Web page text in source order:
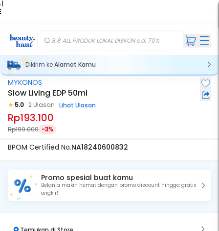
|
8.8 ALL PRODUK LOKAL DISKON s.d. 70%
Dikirim keAlamat Kamu
MYKONOS
Slow Living EDP 50ml
5.0 2 Ulasan Lihat Ulasan
Rp193.100
Rp199.000 -3%
BPOM Certified No.NA18240600832
Promo spesial buat kamu
Belanja makin hemat dengan promo discount hingga gratis
ongkir!